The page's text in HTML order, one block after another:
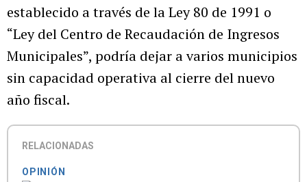
establecido a través de la Ley 80 de 1991 o
“Ley del Centro de Recaudación de Ingresos
Municipales”, podría dejar a varios municipios
sin capacidad operativa al cierre del nuevo
año fiscal.
RELACIONADAS
OPINIÓN